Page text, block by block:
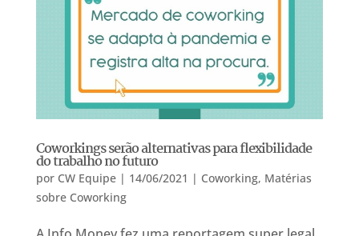
Coworkings serão alternativas para flexibilidade
do trabalho no futuro
por CW Equipe| 14/06/2021 | Coworking, Matérias
sobre Coworking